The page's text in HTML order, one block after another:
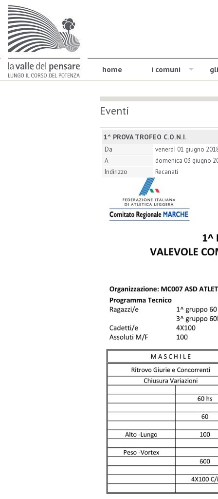
home i comuni
Eventi
1^ PROVA TROFEO C.O.N.I.
Da
venerdì 01 giugno
A
domenica 03 giugno
Indirizzo
Recanati